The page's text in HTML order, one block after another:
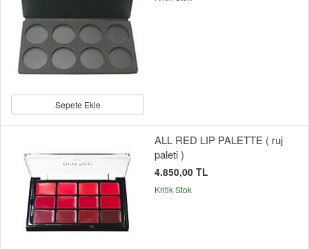
Sepete Ekle
ALL RED LIP PALETTE ( ruj
paleti )
4.850,00 TL
Kritik Stok